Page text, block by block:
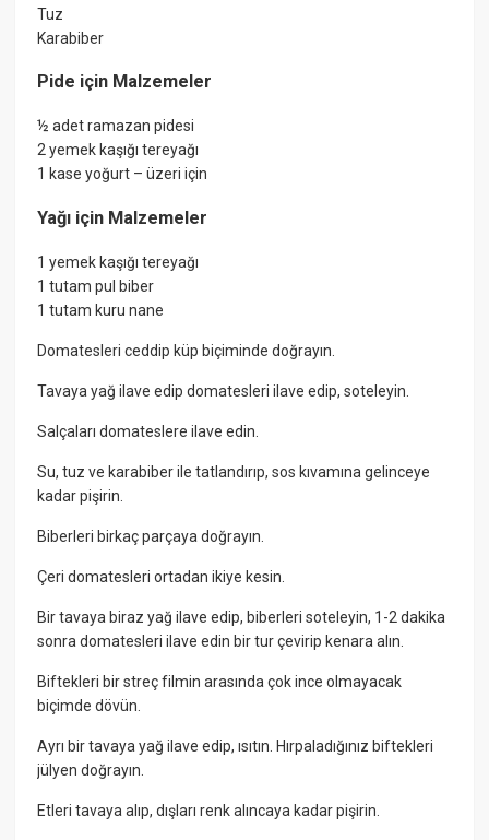
Tuz
Karabiber
Pide için Malzemeler
½ adet ramazan pidesi
2 yemek kaşığı tereyağı
1 kase yoğurt – üzeri için
Yağı için Malzemeler
1 yemek kaşığı tereyağı
1 tutam pul biber
1 tutam kuru nane
Domatesleri ceddip küp biçiminde doğrayın.
Tavaya yağ ilave edip domatesleri ilave edip, soteleyin.
Salçaları domateslere ilave edin.
Su, tuz ve karabiber ile tatlandırıp, sos kıvamına gelinceye
kadar pişirin.
Biberleri birkaç parçaya doğrayın.
Çeri domatesleri ortadan ikiye kesin.
Bir tavaya biraz yağ ilave edip, biberleri soteleyin, 1-2 dakika
sonra domatesleri ilave edin bir tur çevirip kenara alın.
Biftekleri bir streç filmin arasında çok ince olmayacak
biçimde dövün.
Ayrı bir tavaya yağ ilave edip, ısıtın. Hırpaladığınız biftekleri
jülyen doğrayın.
Etleri tavaya alıp, dışları renk alıncaya kadar pişirin.